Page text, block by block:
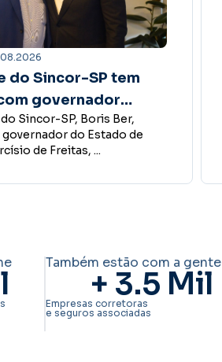
escolher os
do Insurance Corp
Corp abriu a pesquisa
vencedores da 8ª edição do
Awards ...
Também estão com a gente
+ 3.5 Mil
Empresas corretoras
e seguros associadas